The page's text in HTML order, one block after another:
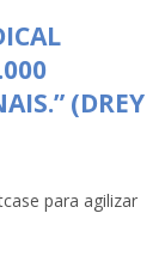
(DREY
para agilizar